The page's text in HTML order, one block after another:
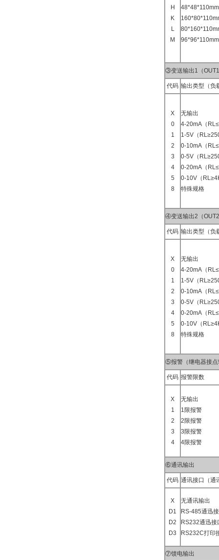
H
K
L
M
③变送输出1（
代码 输出类型（负
X
0
1
2
3
4
5
8
无输出
4-20mA（
1-5V（
0-10mA（
0-5V（
0-20mA（
0-10V（
特殊规格
④变送输出2（
代码 输出类型（负
X
0
1
2
3
4
5
8
无输出
4-20mA（
1-5V（
0-10mA（
0-5V（
0-20mA（
0-10V（
特殊规格
⑤报警（继电器接点
代码 报警限数
X
1
2
3
4
无输出
1限报警
2限报警
3限报警
4限报警
⑥通讯输出
代码 通讯接口（通
X
D1
D2
D3
无通讯输出
RS-485通迅
RS232通迅
RS232C打印
⑦馈电输出